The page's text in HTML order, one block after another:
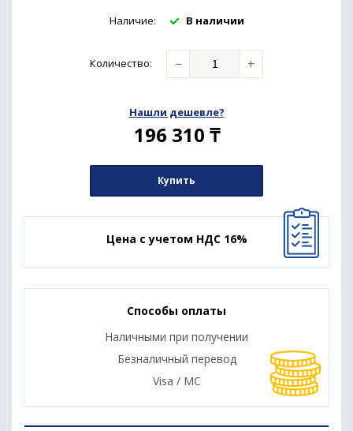
Наличие: В наличии
Количество: − +
Нашли дешевле?
196 310 ₸
Купить
Цена с учетом НДС 16%
Способы оплаты
Наличными при получении
Безналичный перевод
Visa / MC